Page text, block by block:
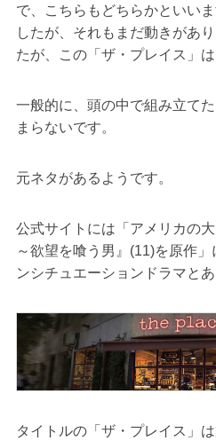
で、こちらもどちらかといい
したが、それもまだ動きがあ
たが、この「ザ・プレイス」
一般的に、頭の中で組み立て
まらないです。
元ネタがあるようです。
公式サイトには「アメリカの
～欲望を喰う男』(11)を原作
ンシチュエーションドラマとあ
タイトルの「ザ・プレイス」